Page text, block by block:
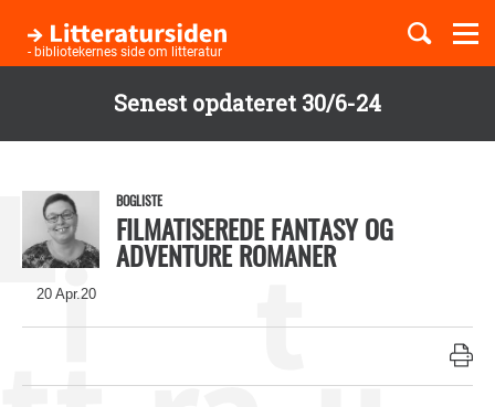
Senest opdateret 30/6-24
hovedindhold
- bibliotekernes side om litteratur
Børnebøger
20 Apr.20
BOGLISTE
FILMATISEREDE FANTASY OG
ADVENTURE ROMANER